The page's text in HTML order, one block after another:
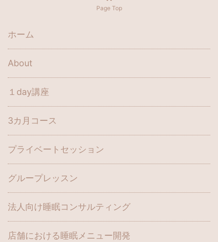
Page Top
ホーム
About
１day講座
3カ月コース
プライベートセッション
グループレッスン
法人向け睡眠コンサルティング
店舗における睡眠メニュー開発